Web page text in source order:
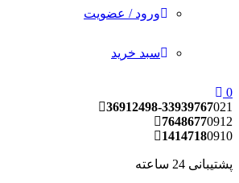
ورود / عضویت
سبد خرید
36912498-33939767
7648677
1414718
24 ساعته